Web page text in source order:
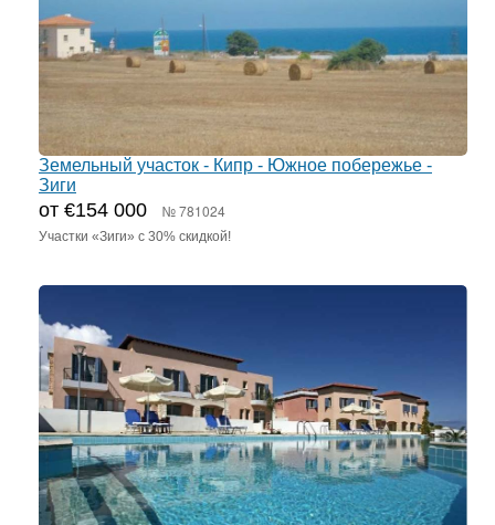
Земельный участок - Кипр - Южное побережье -
Зиги
от €154 000 № 781024
Участки «Зиги» с 30% скидкой!